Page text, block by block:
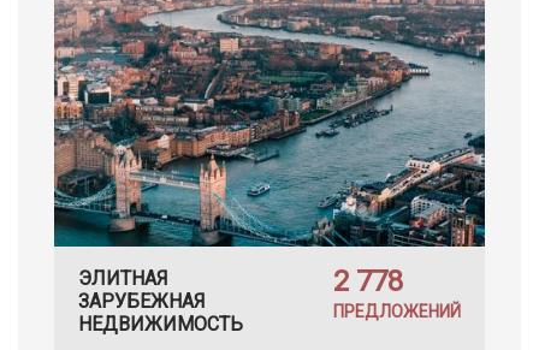
ЭЛИТНАЯ
ЗАРУБЕЖНАЯ
НЕДВИЖИМОСТЬ
2 778
ПРЕДЛОЖЕНИЙ